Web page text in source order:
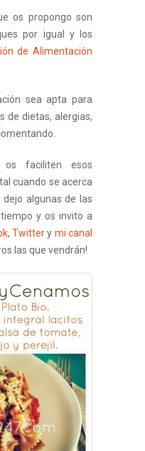
os propongo son
por igual y los
de Alimentación
sea apta para
de dietas, alergias,
faciliten esos
cuando se acerca
dejo algunas de las
y os invito a
,Twittery mi canal
las que vendrán!